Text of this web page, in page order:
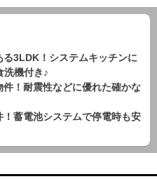
3LDK！システムキッチンに
洗機付き♪
！耐震性などに優れた確かな
蓄電池システムで停電時も安